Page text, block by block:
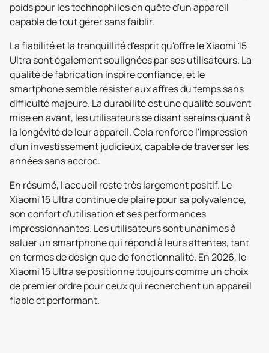
poids pour les technophiles en quête d'un appareil
capable de tout gérer sans faiblir.
La fiabilité et la tranquillité d'esprit qu'offre le Xiaomi 15
Ultra sont également soulignées par ses utilisateurs. La
qualité de fabrication inspire confiance, et le
smartphone semble résister aux affres du temps sans
difficulté majeure. La durabilité est une qualité souvent
mise en avant, les utilisateurs se disant sereins quant à
la longévité de leur appareil. Cela renforce l'impression
d'un investissement judicieux, capable de traverser les
années sans accroc.
En résumé, l'accueil reste très largement positif. Le
Xiaomi 15 Ultra continue de plaire pour sa polyvalence,
son confort d'utilisation et ses performances
impressionnantes. Les utilisateurs sont unanimes à
saluer un smartphone qui répond à leurs attentes, tant
en termes de design que de fonctionnalité. En 2026, le
Xiaomi 15 Ultra se positionne toujours comme un choix
de premier ordre pour ceux qui recherchent un appareil
fiable et performant.